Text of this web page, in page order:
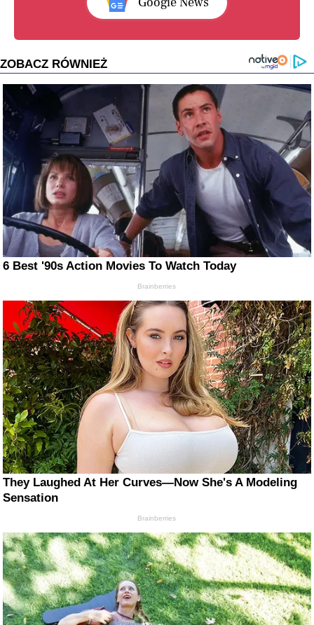
ZOBACZ RÓWNIEŻ
6 Best '90s Action Movies To Watch Today
Brainberries
They Laughed At Her Curves—Now She's A Modeling
Sensation
Brainberries